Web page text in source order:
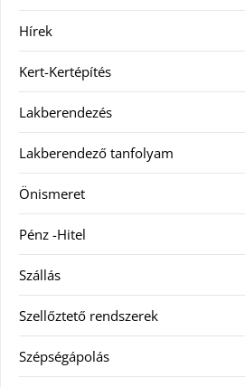
Hírek
Kert-Kertépítés
Lakberendezés
Lakberendező tanfolyam
Önismeret
Pénz -Hitel
Szállás
Szellőztető rendszerek
Szépségápolás